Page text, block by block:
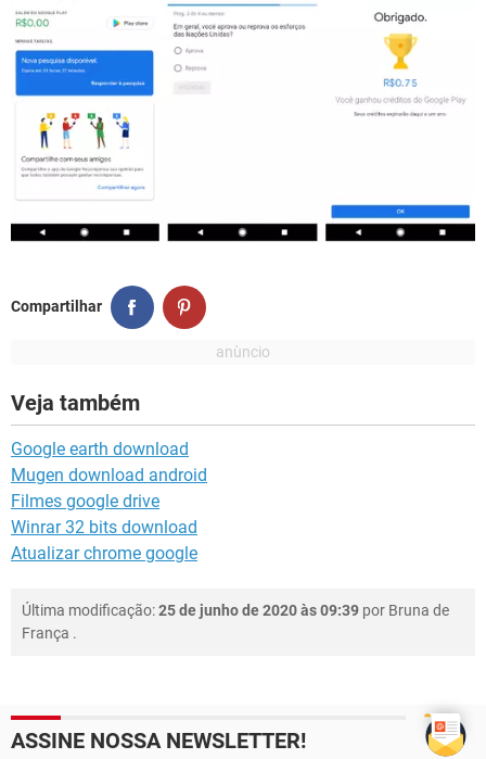
Compartilhar
Veja também
Google earth download
Mugen download android
Filmes google drive
Winrar 32 bits download
Atualizar chrome google
Última modificação:25 de junho de 2020 às 09:39 por Bruna de
França .
ASSINE NOSSA NEWSLETTER!